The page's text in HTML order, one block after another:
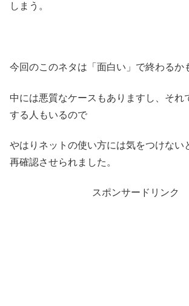
しまう。
今回のこのネタは「面白い」で終わるか
中には悪質なケースもありますし、それ
する人もいるので
やはりネットの使い方には気をつけない
再確認させられました。
スポンサードリンク